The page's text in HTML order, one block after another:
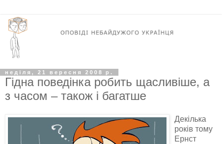
неділя, 21 вересня 2008 р.
Гідна поведінка робить щасливіше, а
з часом – також і багатше
Декілька
років тому
Ернст